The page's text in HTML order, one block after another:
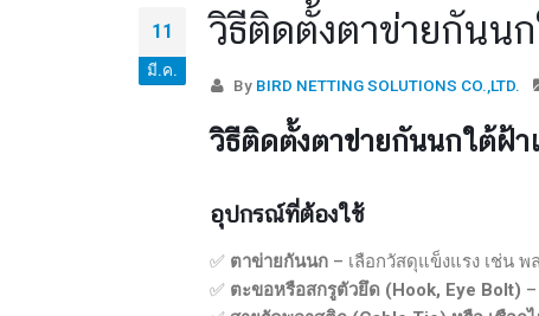
11
มี.ค.
วิธีติดตั้งตาข่ายกันน
By BIRD NETTING SOLUTIONS CO.,LTD.
วิธีติดตั้งตาข่ายกันนกใต้ฝ้า
อุปกรณ์ที่ต้องใช้
✅ ตาข่ายกันนก – เลือกวัสดุแข็งแรง เช่น
✅ ตะขอหรือสกรูตัวยึด (Hook, Eye Bolt)